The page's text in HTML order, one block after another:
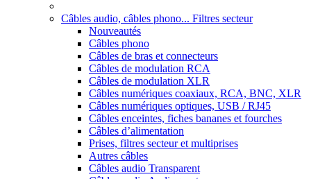
Câbles audio, câbles phono... Filtres secteur
Nouveautés
Câbles phono
Câbles de bras et connecteurs
Câbles de modulation RCA
Câbles de modulation XLR
Câbles numériques coaxiaux, RCA, BNC, XLR
Câbles numériques optiques, USB / RJ45
Câbles enceintes, fiches bananes et fourches
Câbles d’alimentation
Prises, filtres secteur et multiprises
Autres câbles
Câbles audio Transparent